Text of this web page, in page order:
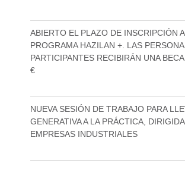
ABIERTO EL PLAZO DE INSCRIPCIÓN
PROGRAMA HAZILAN +. LAS
PARTICIPANTES RECIBIRÁN UNA
€
NUEVA SESIÓN DE TRABAJO PARA
GENERATIVA A LA PRÁCTICA,
EMPRESAS INDUSTRIALES